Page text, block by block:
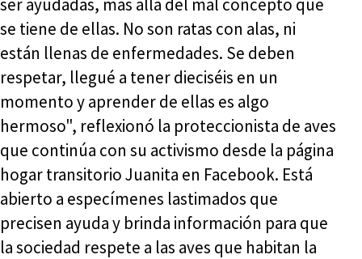
se tiene de ellas. No son ratas con alas, ni
están llenas de enfermedades. Se deben
respetar, llegué a tener dieciséis en un
momento y aprender de ellas es algo
hermoso", reflexionó la proteccionista de aves
que continúa con su activismo desde la página
hogar transitorio Juanita en Facebook. Está
abierto a especímenes lastimados que
precisen ayuda y brinda información para que
la sociedad respete a las aves que habitan la